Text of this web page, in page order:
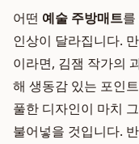
어떤 예술 주방매트
인상이 달라집니다.
이라면, 김잼 작가의
해 생동감 있는 포인
풀한 디자인이 마치
불어넣을 것입니다.